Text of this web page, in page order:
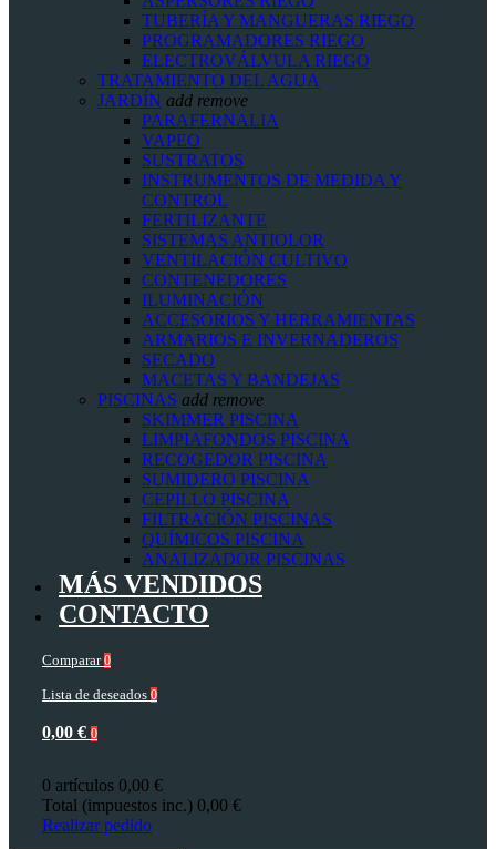
TUBERÍA Y MANGUERAS RIEGO
PROGRAMADORES RIEGO
ELECTROVÁLVULA RIEGO
TRATAMIENTO DEL AGUA
JARDÍN add remove
PARAFERNALIA
VAPEO
SUSTRATOS
INSTRUMENTOS DE MEDIDA Y
CONTROL
FERTILIZANTE
SISTEMAS ANTIOLOR
VENTILACIÓN CULTIVO
CONTENEDORES
ILUMINACIÓN
ACCESORIOS Y HERRAMIENTAS
ARMARIOS E INVERNADEROS
SECADO
MACETAS Y BANDEJAS
PISCINAS add remove
SKIMMER PISCINA
LIMPIAFONDOS PISCINA
RECOGEDOR PISCINA
SUMIDERO PISCINA
CEPILLO PISCINA
FILTRACIÓN PISCINAS
QUÍMICOS PISCINA
ANALIZADOR PISCINAS
MÁS VENDIDOS
CONTACTO
Comparar 0
Lista de deseados 0
0,00 € 0
0 artículos 0,00 €
Total (impuestos inc.) 0,00 €
Realizar pedido